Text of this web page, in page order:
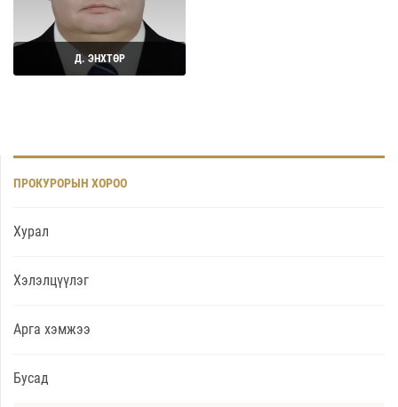
Д. ЭНХТӨР
ПРОКУРОРЫН ХОРОО
Хурал
Хэлэлцүүлэг
Арга хэмжээ
Бусад